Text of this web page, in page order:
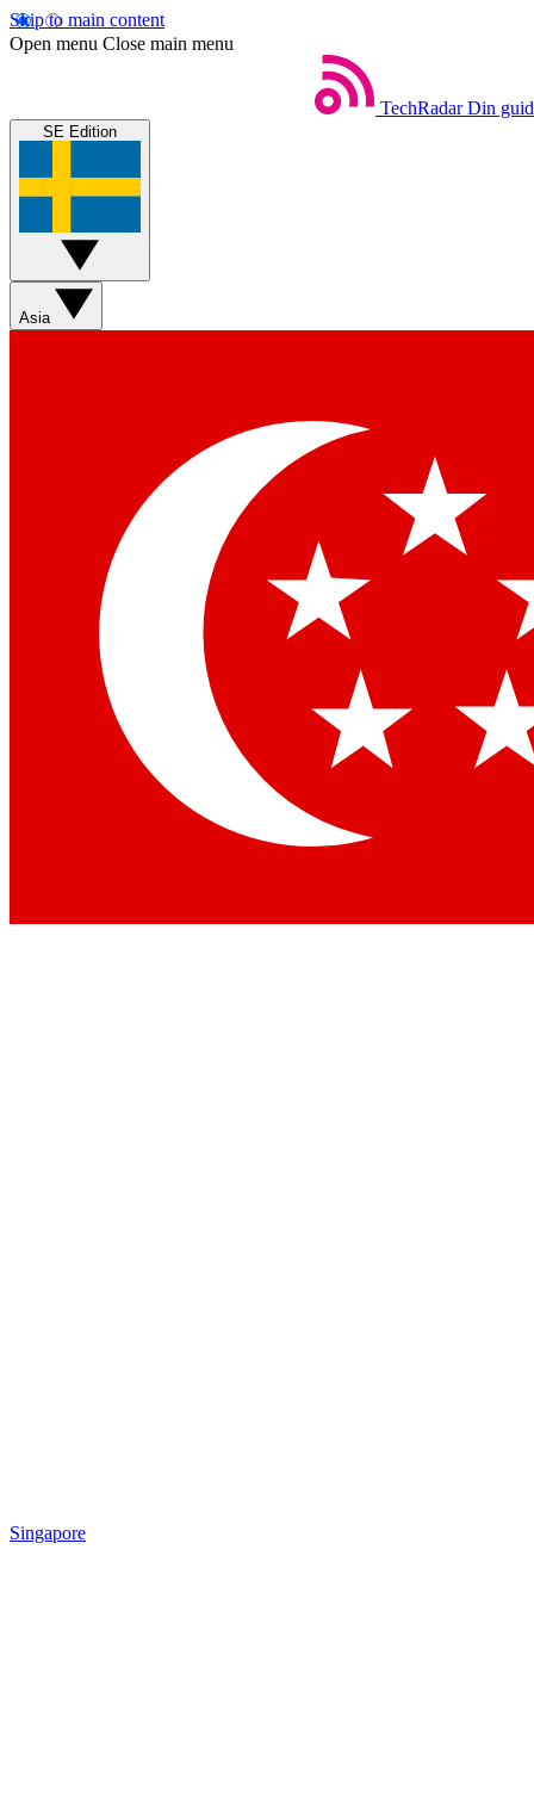
Skip to main content
Open menu Close main menu
TechRadar Din
SE Edition
Asia
Singapore